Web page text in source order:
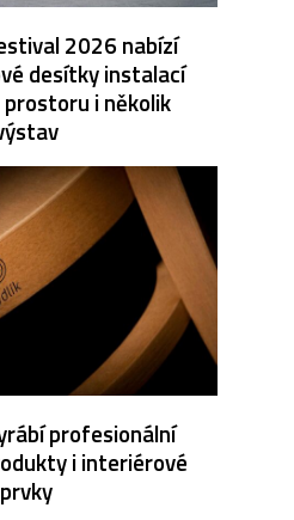
2026 nabízí
desítky instalací
i několik
profesionální
i interiérové
prvky